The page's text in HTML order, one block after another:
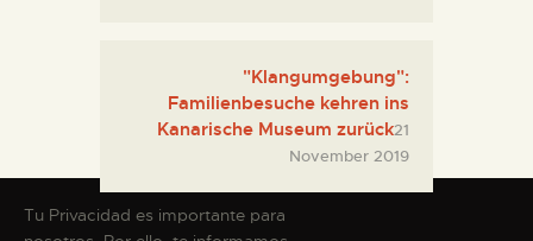
"Klangumgebung":
Familienbesuche kehren ins
Kanarische Museum zurück21
November 2019
Tu Privacidad es importante para